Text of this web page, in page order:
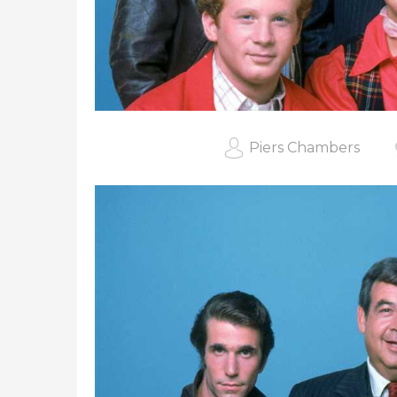
Piers Chambers